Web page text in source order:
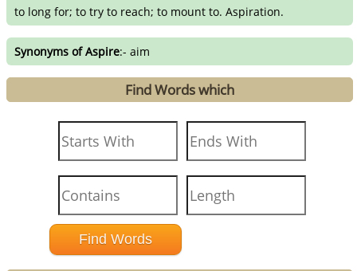
to long for; to try to reach; to mount to. Aspiration.
Synonyms of Aspire:- aim
Find Words which